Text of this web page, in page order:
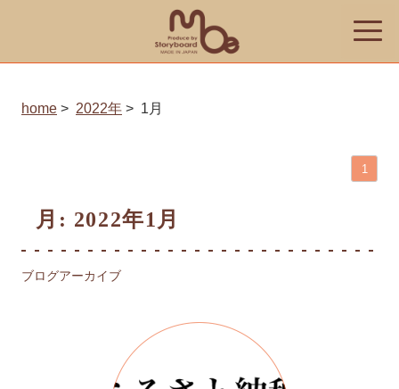
toggle
home 2022年 1月
1
月: 2022年1月
ブログアーカイブ